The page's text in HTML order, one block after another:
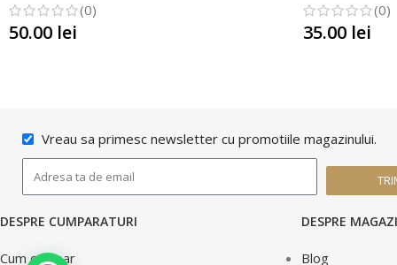
(0)
50.00 lei
(0)
35.00 lei
Vreau sa primesc newsletter cu promotiile magazinului.
DESPRE CUMPARATURI
Cum cumpar
DESPRE
Blog